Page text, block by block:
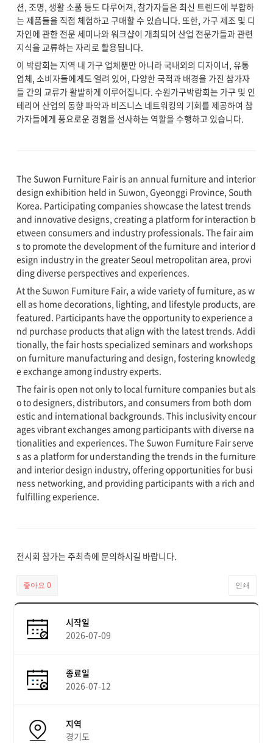
션, 조명, 생활 소품 등도 다루어져, 참가자들은 최신 트렌드에 부합하
는 제품들을 직접 체험하고 구매할 수 있습니다. 또한, 가구 제조 및 디
자인에 관한 전문 세미나와 워크샵이 개최되어 산업 전문가들과 관련
지식을 교류하는 자리로 활용됩니다.
이 박람회는 지역 내 가구 업체뿐만 아니라 국내외의 디자이너, 유통
업체, 소비자들에게도 열려 있어, 다양한 국적과 배경을 가진 참가자
들 간의 교류가 활발하게 이루어집니다. 수원가구박람회는 가구 및 인
테리어 산업의 동향 파악과 비즈니스 네트워킹의 기회를 제공하여 참
가자들에게 풍요로운 경험을 선사하는 역할을 수행하고 있습니다.
The Suwon Furniture Fair is an annual furniture and interior
design exhibition held in Suwon, Gyeonggi Province, South
Korea. Participating companies showcase the latest trends
and innovative designs, creating a platform for interaction b
etween consumers and industry professionals. The fair aim
s to promote the development of the furniture and interior d
esign industry in the greater Seoul metropolitan area, provi
ding diverse perspectives and experiences.
At the Suwon Furniture Fair, a wide variety of furniture, as w
ell as home decorations, lighting, and lifestyle products, are
featured. Participants have the opportunity to experience a
nd purchase products that align with the latest trends. Addi
tionally, the fair hosts specialized seminars and workshops
on furniture manufacturing and design, fostering knowledg
e exchange among industry experts.
The fair is open not only to local furniture companies but als
o to designers, distributors, and consumers from both dom
estic and international backgrounds. This inclusivity encour
ages vibrant exchanges among participants with diverse na
tionalities and experiences. The Suwon Furniture Fair serve
s as a platform for understanding the trends in the furniture
and interior design industry, offering opportunities for busi
ness networking, and providing participants with a rich and
fulfilling experience.
전시회 참가는 주최측에 문의하시길 바랍니다.
좋아요0 인쇄
시작일
2026-07-09
종료일
2026-07-12
지역
경기도